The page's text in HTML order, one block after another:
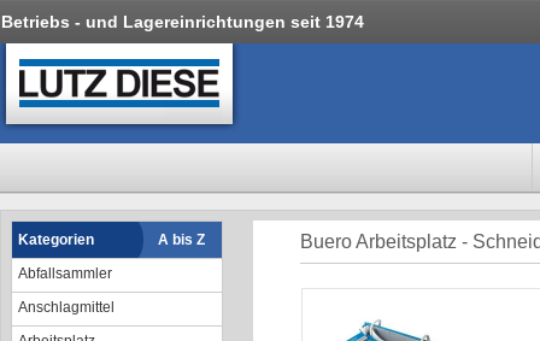
Betriebs - und Lagereinrichtungen seit 1974
Kategorien
A bis Z
Abfallsammler
Anschlagmittel
Buero Arbeitsplatz -